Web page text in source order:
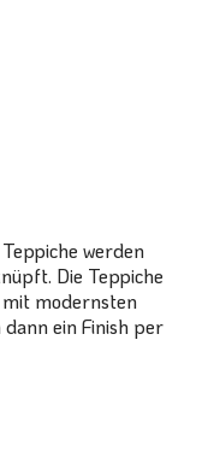
werden
Die Teppiche
mit modernsten
ein Finish per